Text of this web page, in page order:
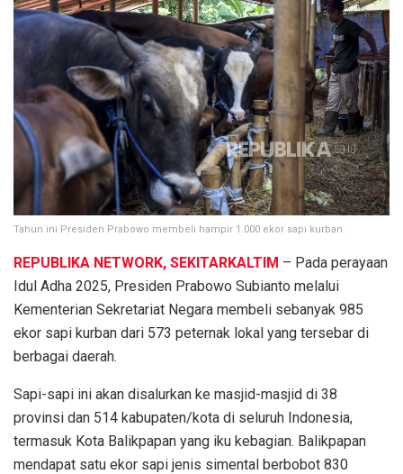
Tahun ini Presiden Prabowo membeli hampir 1.000 ekor sapi kurban.
REPUBLIKA NETWORK, SEKITARKALTIM – Pada perayaan
Idul Adha 2025, Presiden Prabowo Subianto melalui
Kementerian Sekretariat Negara membeli sebanyak 985
ekor sapi kurban dari 573 peternak lokal yang tersebar di
berbagai daerah.
Sapi-sapi ini akan disalurkan ke masjid-masjid di 38
provinsi dan 514 kabupaten/kota di seluruh Indonesia,
termasuk Kota Balikpapan yang iku kebagian. Balikpapan
mendapat satu ekor sapi jenis simental berbobot 830